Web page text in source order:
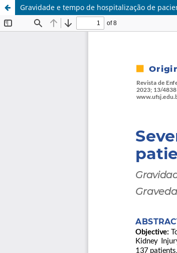
Gravidade e tempo de hospitalização de